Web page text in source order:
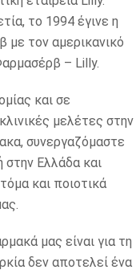
το 1994 έγινε η
με τον αμερικανικό
– Lilly.
και σε
μελέτες στην
συνεργαζόμαστε
στην Ελλάδα και
και ποιοτικά
μας είναι για τη
δεν αποτελεί ένα